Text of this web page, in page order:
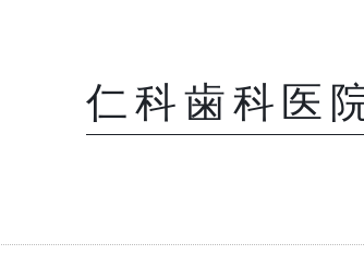
仁科歯科医